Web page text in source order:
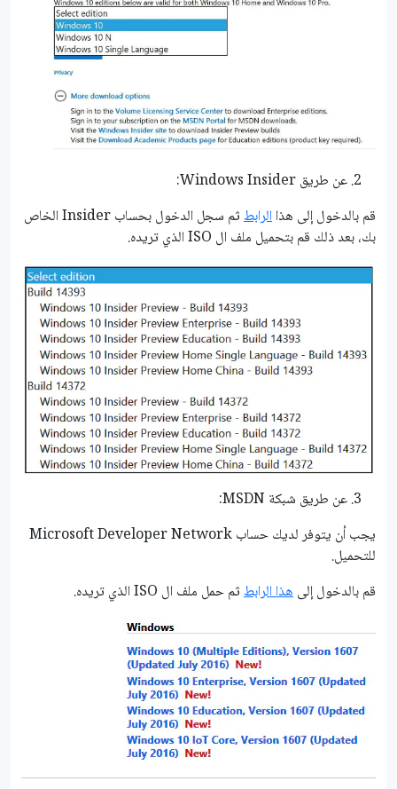
عن طريق Windows Insider:
قم بالدخول إلى هذاالرابط
ثم سجل الدخول بحساب Insider الخاص
بك، بعد ذلك قم بتحميل ملف ال ISO الذي تريده.
عن طريق شبكة MSDN:
يجب أن يتوفر لديك حساب Microsoft Developer Network
للتحميل.
قم بالدخول إلىهذا الرابطثم حمل ملف ال ISO الذي تريده.